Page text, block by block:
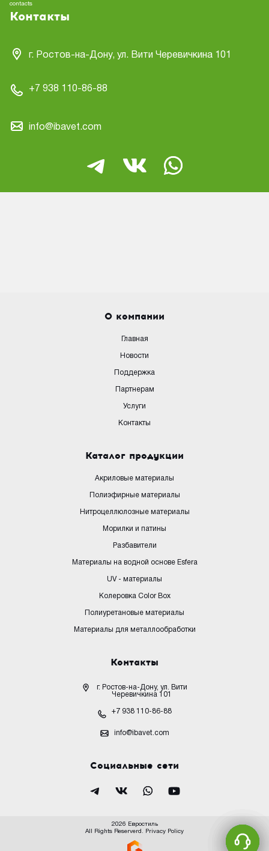
contacts
Контакты
г. Ростов-на-Дону, ул. Вити Черевичкина 101
+7 938 110-86-88
info@ibavet.com
О компании
Главная
Новости
Поддержка
Партнерам
Услуги
Контакты
Каталог продукции
Акриловые материалы
Полиэфирные материалы
Нитроцеллюлозные материалы
Морилки и патины
Разбавители
Материалы на водной основе Esfera
UV - материалы
Колеровка Color Box
Полиуретановые материалы
Материалы для металлообработки
Контакты
г. Ростов-на-Дону, ул. Вити
Черевичкина 101
+7 938 110-86-88
info@ibavet.com
Социальные сети
2026 Евростиль
All Rights Reserverd.
Privacy Policy